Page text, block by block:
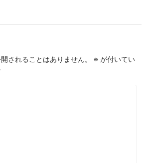
されることはありません。 ※ が付いてい